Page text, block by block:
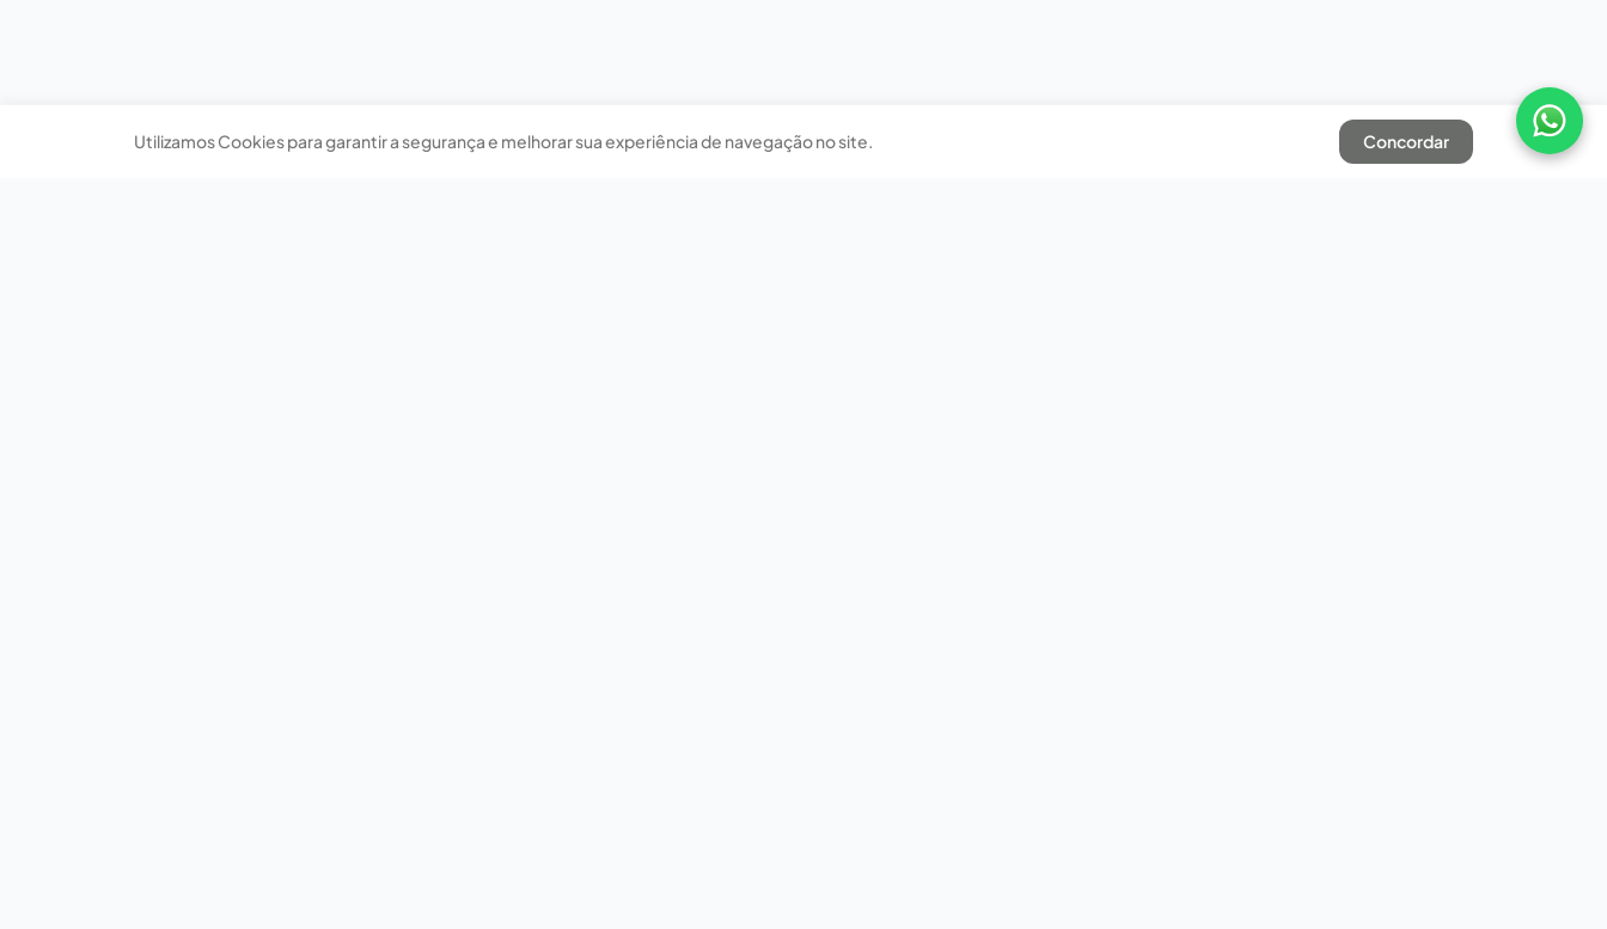
Utilizamos Cookies para garantir a segurança e melhorar sua experiência de navegação no site. Concordar